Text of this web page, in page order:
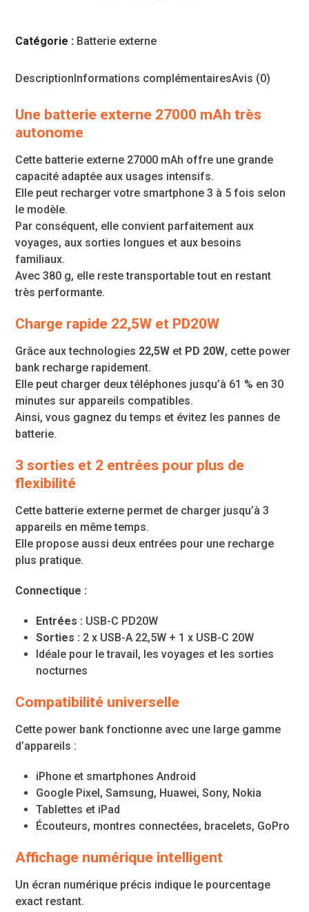
Catégorie : Batterie externe​
Description Informations complémentairesAvis (0)
Une batterie externe 27000 mAh très
autonome
Cette batterie externe 27000 mAh offre une grande
capacité adaptée aux usages intensifs.
Elle peut recharger votre smartphone 3 à 5 fois selon
le modèle.
Par conséquent, elle convient parfaitement aux
voyages, aux sorties longues et aux besoins
familiaux.
Avec 380 g, elle reste transportable tout en restant
très performante.
Charge rapide 22,5W et PD20W
Grâce aux technologies 22,5W et PD 20W, cette power
bank recharge rapidement.
Elle peut charger deux téléphones jusqu’à 61 % en 30
minutes sur appareils compatibles.
Ainsi, vous gagnez du temps et évitez les pannes de
batterie.
3 sorties et 2 entrées pour plus de
flexibilité
Cette batterie externe permet de charger jusqu’à 3
appareils en même temps.
Elle propose aussi deux entrées pour une recharge
plus pratique.
Connectique :
Entrées : USB-C PD20W
Sorties : 2 x USB-A 22,5W + 1 x USB-C 20W
Idéale pour le travail, les voyages et les sorties
nocturnes
Compatibilité universelle
Cette power bank fonctionne avec une large gamme
d’appareils :
iPhone et smartphones Android
Google Pixel, Samsung, Huawei, Sony, Nokia
Tablettes et iPad
Écouteurs, montres connectées, bracelets, GoPro
Affichage numérique intelligent
Un écran numérique précis indique le pourcentage
exact restant.